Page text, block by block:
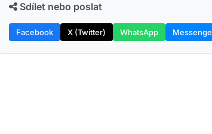
Sdílet nebo poslat
Facebook X (Twitter) WhatsApp